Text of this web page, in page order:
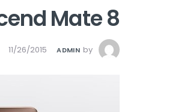
Mate 8
by
ADMIN
11/26/2015